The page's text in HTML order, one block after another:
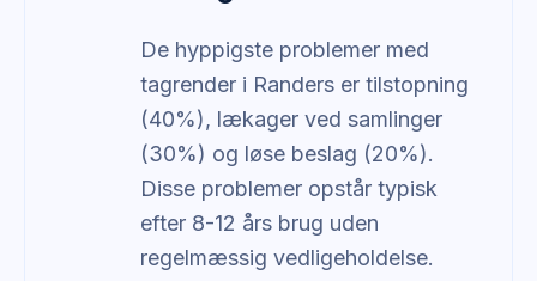
De hyppigste problemer med
tagrender i Randers er tilstopning
(40%), lækager ved samlinger
(30%) og løse beslag (20%).
Disse problemer opstår typisk
efter 8-12 års brug uden
regelmæssig vedligeholdelse.